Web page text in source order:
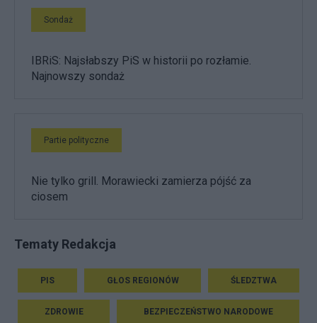
Sondaż
IBRiS: Najsłabszy PiS w historii po rozłamie.
Najnowszy sondaż
Partie polityczne
Nie tylko grill. Morawiecki zamierza pójść za
ciosem
Tematy Redakcja
PIS GŁOS REGIONÓW ŚLEDZTWA
ZDROWIE BEZPIECZEŃSTWO NARODOWE